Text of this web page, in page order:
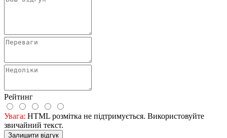
Рейтинг
Увага: HTML розмітка не підтримується. Використовуйте
звичайний текст.
Залишити відгук